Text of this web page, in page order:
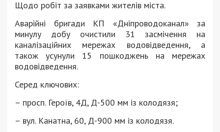
Щодо робіт за заявками жителів міста.
Аварійні бригади КП «Дніпроводоканал» за
минулу добу очистили 31 засмічення на
каналізаційних мережах водовідведення, а
також усунули 15 пошкоджень на мережах
водовідведення.
Серед ключових:
– просп. Героїв, 4Д, Д-500 мм із колодязя;
– вул. Канатна, 60, Д-900 мм із колодязя.